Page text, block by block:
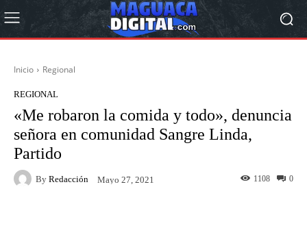
Inicio Regional
REGIONAL
«Me robaron la comida y todo», denuncia
señora en comunidad Sangre Linda,
Partido
By Redacción Mayo 27, 2021 0
1108